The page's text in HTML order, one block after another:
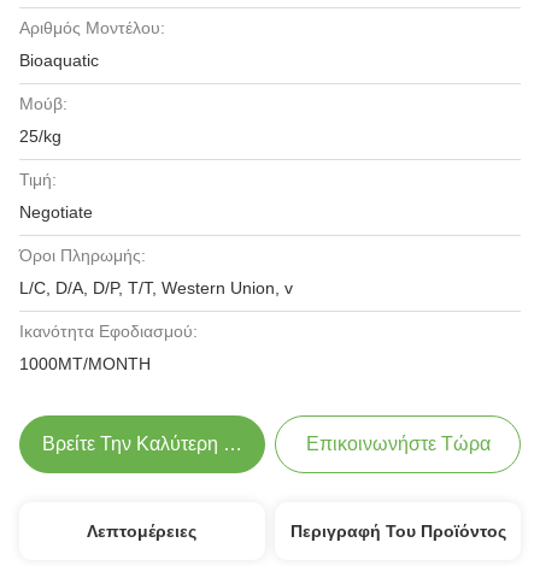
Αριθμός Μοντέλου:
Bioaquatic
Μούβ:
25/kg
Τιμή:
Negotiate
Όροι Πληρωμής:
L/C, D/A, D/P, T/T, Western Union, v
Ικανότητα Εφοδιασμού:
1000MT/MONTH
Βρείτε Την Καλύτερη Τιμή Επικοινωνήστε Τώρα
Λεπτομέρειες Περιγραφή Του Προϊόντος